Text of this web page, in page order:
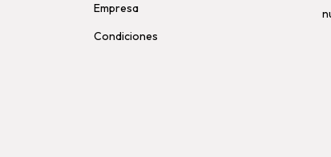
Empresa
Condiciones